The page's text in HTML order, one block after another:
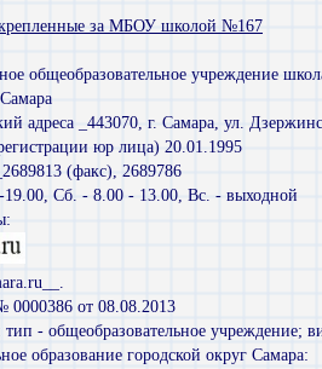
за МБОУ школой №167
общеобразовательное учреждение
адреса _443070, г. Самара, ул.
юр лица) 20.01.1995
(факс), 2689786
Сб. - 8.00 - 13.00, Вс. - выходной
0000386 от 08.08.2013
- общеобразовательное учреждение;
образование городской округ Самара: